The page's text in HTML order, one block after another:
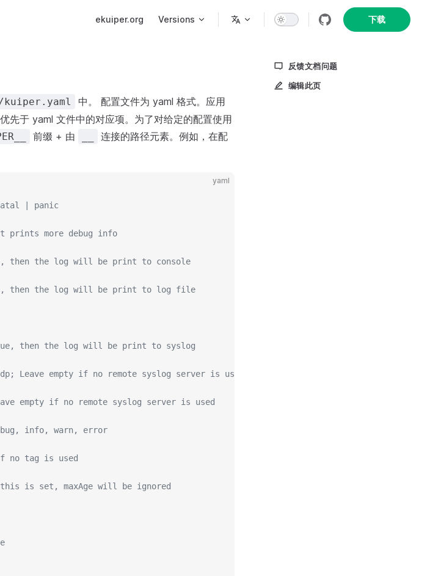
ekuiper.org Versions 下载
反馈文档问题
编辑此页
中。 配置文件为 yaml 格式。应用
先于 yaml 文件中的对应项。为了对给定的配置使用
前缀 + 由
连接的路径元素。例如，在配
yaml
| panic
prints more debug info
then the log will be print to console
then the log will be print to log file
then the log will be print to syslog
Leave empty if no remote syslog server is used
empty if no remote syslog server is used
info, warn, error
no tag is used
is set, maxAge will be ignored